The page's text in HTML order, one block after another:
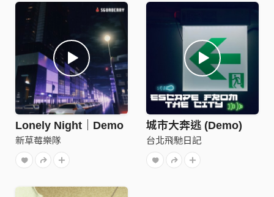
Lonely Night｜Demo
新草莓樂隊
城市大奔逃 (Demo)
台北飛馳日記